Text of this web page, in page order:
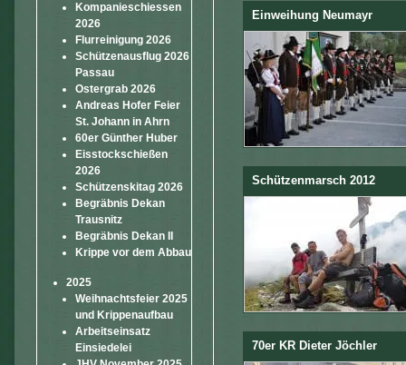
Kompanieschiessen
2026
Flurreinigung 2026
Schützenausflug 2026
Passau
Ostergrab 2026
Andreas Hofer Feier
St. Johann in Ahrn
60er Günther Huber
Eisstockschießen
2026
Schützenskitag 2026
Begräbnis Dekan
Trausnitz
Begräbnis Dekan II
Krippe vor dem Abbau
2025
Weihnachtsfeier 2025
und Krippenaufbau
Arbeitseinsatz
Einsiedelei
Einweihung Neumayr
Stefan
Schützenmarsch 2012
Paul
70er KR Dieter Jöchler